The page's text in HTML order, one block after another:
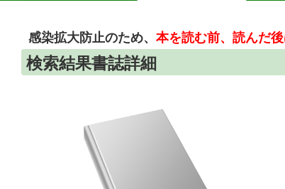
感染拡大防止のため、 本を読む前、読んだ
検索結果書誌詳細